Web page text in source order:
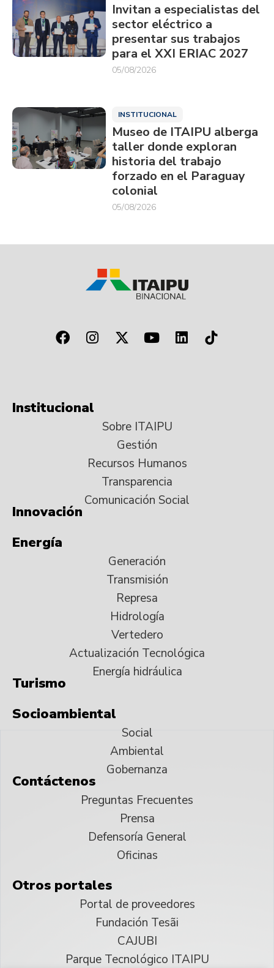
Invitan a especialistas del
sector eléctrico a
presentar sus trabajos
para el XXI ERIAC 2027
05/08/2026
INSTITUCIONAL
Museo de ITAIPU alberga
taller donde exploran
historia del trabajo
forzado en el Paraguay
colonial
05/08/2026
Institucional
Sobre ITAIPU
Gestión
Recursos Humanos
Transparencia
Comunicación Social
Innovación
Energía
Generación
Transmisión
Represa
Hidrología
Vertedero
Actualización Tecnológica
Energía hidráulica
Turismo
Socioambiental
Social
Ambiental
Gobernanza
Contáctenos
Preguntas Frecuentes
Prensa
Defensoría General
Oficinas
Otros portales
Portal de proveedores
Fundación Tesãi
CAJUBI
Parque Tecnológico ITAIPU